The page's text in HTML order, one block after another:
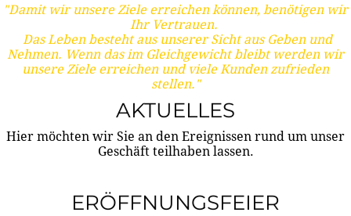
"Damit wir unsere Ziele erreichen können, benötigen wir
Ihr Vertrauen.
Das Leben besteht aus unserer Sicht aus Geben und
Nehmen. Wenn das im Gleichgewicht bleibt werden wir
unsere Ziele erreichen und viele Kunden zufrieden
stellen."
AKTUELLES
Hier möchten wir Sie an den Ereignissen rund um unser
Geschäft teilhaben lassen.
ERÖFFNUNGSFEIER